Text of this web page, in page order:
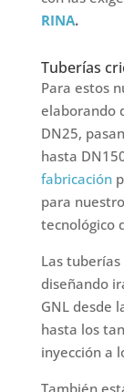
RINA.
Tuberías
Para estos
elaborando
DN25,
hasta
fabricación
para
tecnológico
Las
diseñando
GNL desde
hasta los
inyección a
También